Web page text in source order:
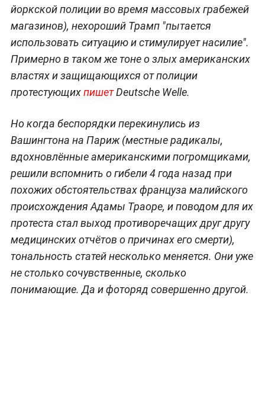
йоркской полиции во время массовых грабежей
магазинов), нехороший Трамп "пытается
использовать ситуацию и стимулирует насилие".
Примерно в таком же тоне о злых американских
властях и защищающихся от полиции
протестующихпишетDeutsche Welle.
Но когда беспорядки перекинулись из
Вашингтона на Париж (местные радикалы,
вдохновлённые американскими погромщиками,
решили вспомнить о гибели 4 года назад при
похожих обстоятельствах француза малийского
происхождения Адамы Траоре, и поводом для их
протеста стал выход противоречащих друг другу
медицинских отчётов о причинах его смерти),
тональность статей несколько меняется. Они уже
не столько сочувственные, сколько
понимающие. Да и фоторяд совершенно другой.